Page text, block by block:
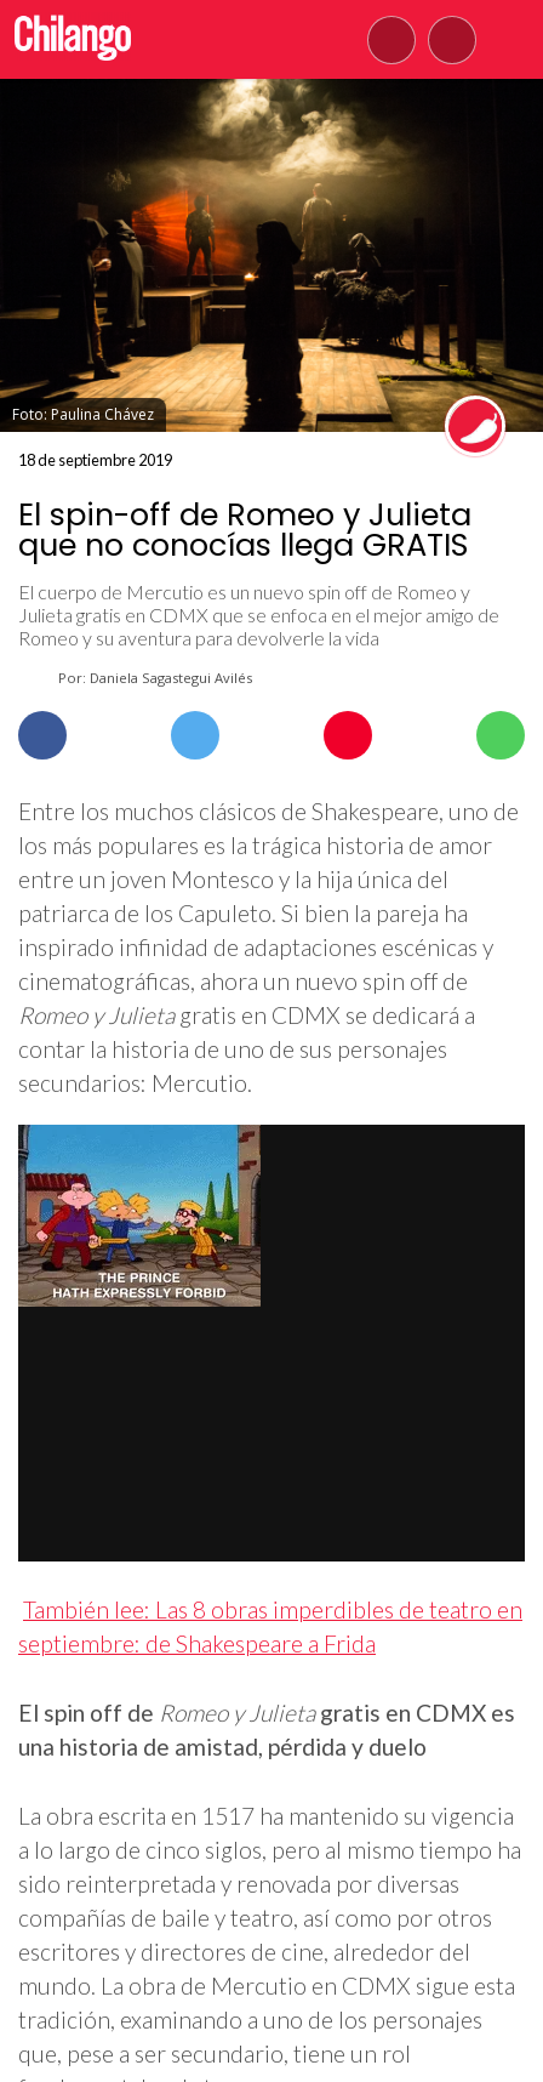
Foto: Paulina Chávez
18 de septiembre 2019
El spin-off de Romeo y Julieta
que no conocías llega GRATIS
El cuerpo de Mercutio es un nuevo spin off de Romeo y
Julieta gratis en CDMX que se enfoca en el mejor amigo de
Romeo y su aventura para devolverle la vida
Por: Daniela Sagastegui Avilés
Entre los muchos clásicos de Shakespeare, uno de
los más populares es la trágica historia de amor
entre un joven Montesco y la hija única del
patriarca de los Capuleto. Si bien la pareja ha
inspirado infinidad de adaptaciones escénicas y
cinematográficas, ahora un nuevo spin off de
Romeo y Julietagratis en CDMX se dedicará a
contar la historia de uno de sus personajes
secundarios: Mercutio.
También lee: Las 8 obras imperdibles de teatro en
septiembre: de Shakespeare a Frida
El spin off de Romeo y Julietagratis en CDMX es
una historia de amistad, pérdida y duelo
La obra escrita en 1517 ha mantenido su vigencia
a lo largo de cinco siglos, pero al mismo tiempo ha
sido reinterpretada y renovada por diversas
compañías de baile y teatro, así como por otros
escritores y directores de cine, alrededor del
mundo. La obra de Mercutio en CDMX sigue esta
tradición, examinando a uno de los personajes
que, pese a ser secundario, tiene un rol